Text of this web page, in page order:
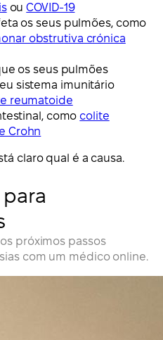
ouCOVID-19
os seus pulmões, como
obstrutiva crónica
os seus pulmões
sistema imunitário
reumatoide
como colite
Crohn
claro qual é a causa.
próximos passos
com um médico online.